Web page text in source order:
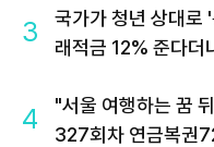
3
국가가 청년 상대로
래적금 12% 준다더
4
"서울 여행하는 꿈
327회차 연금복권